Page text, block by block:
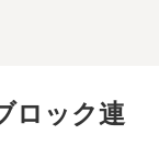
ロック連